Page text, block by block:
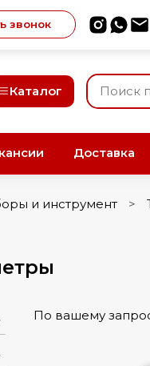
звонок
Каталог
Доставка
и инструмент
По вашему